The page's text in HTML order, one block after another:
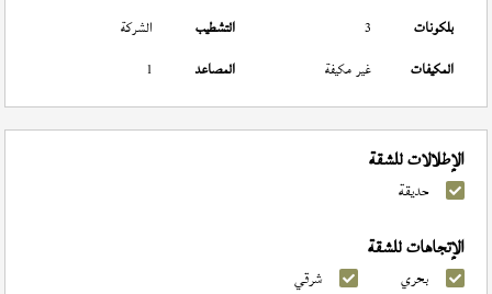
بلكونات
3 التشطيب
الشركة
المكيفات
غير مكيفة المصاعد 1
الإطلالات للشقة
حديقة
الإتجاهات للشقة
بحري شرقي